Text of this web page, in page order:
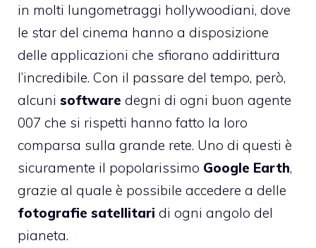
in molti lungometraggi hollywoodiani, dove
le star del cinema hanno a disposizione
delle applicazioni che sfiorano addirittura
l’incredibile. Con il passare del tempo, però,
alcuni software degni di ogni buon agente
007 che si rispetti hanno fatto la loro
comparsa sulla grande rete. Uno di questi è
sicuramente il popolarissimo Google Earth,
grazie al quale è possibile accedere a delle
fotografie satellitari di ogni angolo del
pianeta.